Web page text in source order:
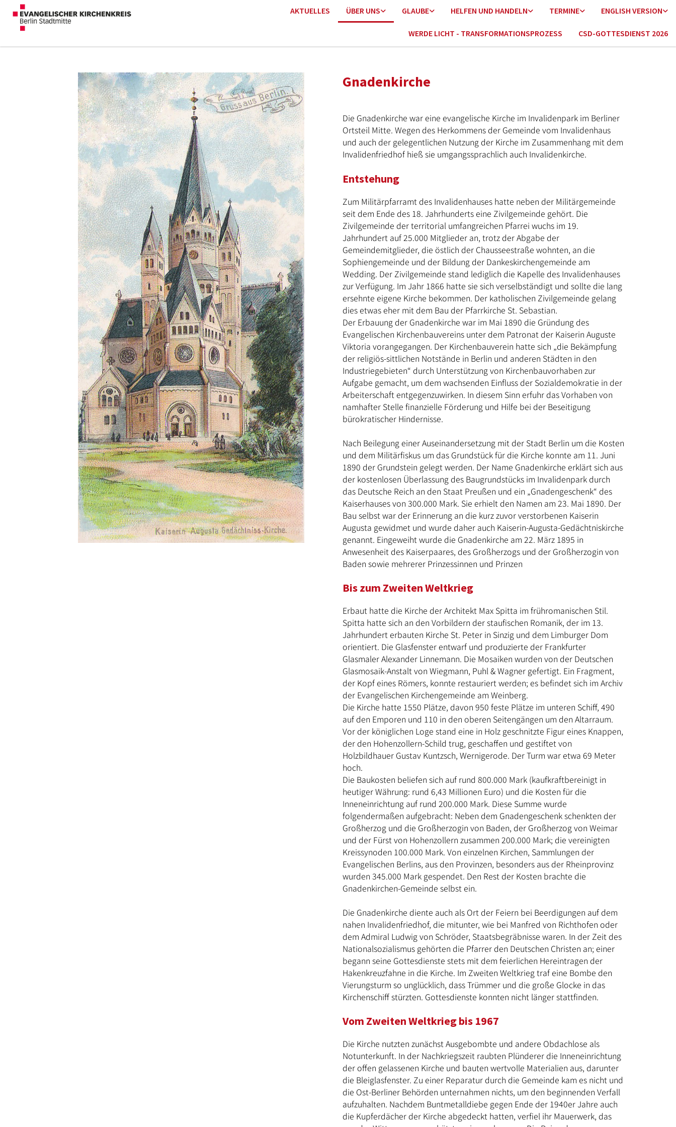
AKTUELLES ÜBER UNS GLAUBE HELFEN UND HANDELN TERMINE ENGLISH VERSION
WERDE LICHT - TRANSFORMATIONSPROZESS CSD-GOTTESDIENST 2026
Gnadenkirche
Die Gnadenkirche war eine evangelische Kirche im Invalidenpark im Berliner
Ortsteil Mitte. Wegen des Herkommens der Gemeinde vom Invalidenhaus
und auch der gelegentlichen Nutzung der Kirche im Zusammenhang mit dem
Invalidenfriedhof hieß sie umgangssprachlich auch Invalidenkirche.
Entstehung
Zum Militärpfarramt des Invalidenhauses hatte neben der Militärgemeinde
seit dem Ende des 18. Jahrhunderts eine Zivilgemeinde gehört. Die
Zivilgemeinde der territorial umfangreichen Pfarrei wuchs im 19.
Jahrhundert auf 25.000 Mitglieder an, trotz der Abgabe der
Gemeindemitglieder, die östlich der Chausseestraße wohnten, an die
Sophiengemeinde und der Bildung der Dankeskirchengemeinde am
Wedding. Der Zivilgemeinde stand lediglich die Kapelle des Invalidenhauses
zur Verfügung. Im Jahr 1866 hatte sie sich verselbständigt und sollte die lang
ersehnte eigene Kirche bekommen. Der katholischen Zivilgemeinde gelang
dies etwas eher mit dem Bau der Pfarrkirche St. Sebastian.
Der Erbauung der Gnadenkirche war im Mai 1890 die Gründung des
Evangelischen Kirchenbauvereins unter dem Patronat der Kaiserin Auguste
Viktoria vorangegangen. Der Kirchenbauverein hatte sich „die Bekämpfung
der religiös-sittlichen Notstände in Berlin und anderen Städten in den
Industriegebieten“ durch Unterstützung von Kirchenbauvorhaben zur
Aufgabe gemacht, um dem wachsenden Einfluss der Sozialdemokratie in der
Arbeiterschaft entgegenzuwirken. In diesem Sinn erfuhr das Vorhaben von
namhafter Stelle finanzielle Förderung und Hilfe bei der Beseitigung
bürokratischer Hindernisse.
Nach Beilegung einer Auseinandersetzung mit der Stadt Berlin um die Kosten
und dem Militärfiskus um das Grundstück für die Kirche konnte am 11. Juni
1890 der Grundstein gelegt werden. Der Name Gnadenkirche erklärt sich aus
der kostenlosen Überlassung des Baugrundstücks im Invalidenpark durch
das Deutsche Reich an den Staat Preußen und ein „Gnadengeschenk“ des
Kaiserhauses von 300.000 Mark. Sie erhielt den Namen am 23. Mai 1890. Der
Bau selbst war der Erinnerung an die kurz zuvor verstorbenen Kaiserin
Augusta gewidmet und wurde daher auch Kaiserin-Augusta-Gedächtniskirche
genannt. Eingeweiht wurde die Gnadenkirche am 22. März 1895 in
Anwesenheit des Kaiserpaares, des Großherzogs und der Großherzogin von
Baden sowie mehrerer Prinzessinnen und Prinzen
Bis zum Zweiten Weltkrieg
Erbaut hatte die Kirche der Architekt Max Spitta im frühromanischen Stil.
Spitta hatte sich an den Vorbildern der staufischen Romanik, der im 13.
Jahrhundert erbauten Kirche St. Peter in Sinzig und dem Limburger Dom
orientiert. Die Glasfenster entwarf und produzierte der Frankfurter
Glasmaler Alexander Linnemann. Die Mosaiken wurden von der Deutschen
Glasmosaik-Anstalt von Wiegmann, Puhl & Wagner gefertigt. Ein Fragment,
der Kopf eines Römers, konnte restauriert werden; es befindet sich im Archiv
der Evangelischen Kirchengemeinde am Weinberg.
Die Kirche hatte 1550 Plätze, davon 950 feste Plätze im unteren Schiff, 490
auf den Emporen und 110 in den oberen Seitengängen um den Altarraum.
Vor der königlichen Loge stand eine in Holz geschnitzte Figur eines Knappen,
der den Hohenzollern-Schild trug, geschaffen und gestiftet von
Holzbildhauer Gustav Kuntzsch, Wernigerode. Der Turm war etwa 69 Meter
hoch.
Die Baukosten beliefen sich auf rund 800.000 Mark (kaufkraftbereinigt in
heutiger Währung: rund 6,43 Millionen Euro) und die Kosten für die
Inneneinrichtung auf rund 200.000 Mark. Diese Summe wurde
folgendermaßen aufgebracht: Neben dem Gnadengeschenk schenkten der
Großherzog und die Großherzogin von Baden, der Großherzog von Weimar
und der Fürst von Hohenzollern zusammen 200.000 Mark; die vereinigten
Kreissynoden 100.000 Mark. Von einzelnen Kirchen, Sammlungen der
Evangelischen Berlins, aus den Provinzen, besonders aus der Rheinprovinz
wurden 345.000 Mark gespendet. Den Rest der Kosten brachte die
Gnadenkirchen-Gemeinde selbst ein.
Die Gnadenkirche diente auch als Ort der Feiern bei Beerdigungen auf dem
nahen Invalidenfriedhof, die mitunter, wie bei Manfred von Richthofen oder
dem Admiral Ludwig von Schröder, Staatsbegräbnisse waren. In der Zeit des
Nationalsozialismus gehörten die Pfarrer den Deutschen Christen an; einer
begann seine Gottesdienste stets mit dem feierlichen Hereintragen der
Hakenkreuzfahne in die Kirche. Im Zweiten Weltkrieg traf eine Bombe den
Vierungsturm so unglücklich, dass Trümmer und die große Glocke in das
Kirchenschiff stürzten. Gottesdienste konnten nicht länger stattfinden.
Vom Zweiten Weltkrieg bis 1967
Die Kirche nutzten zunächst Ausgebombte und andere Obdachlose als
Notunterkunft. In der Nachkriegszeit raubten Plünderer die Inneneinrichtung
der offen gelassenen Kirche und bauten wertvolle Materialien aus, darunter
die Bleiglasfenster. Zu einer Reparatur durch die Gemeinde kam es nicht und
die Ost-Berliner Behörden unternahmen nichts, um den beginnenden Verfall
aufzuhalten. Nachdem Buntmetalldiebe gegen Ende der 1940er Jahre auch
die Kupferdächer der Kirche abgedeckt hatten, verfiel ihr Mauerwerk, das